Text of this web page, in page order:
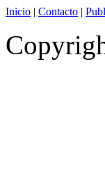
Inicio | Contacto |